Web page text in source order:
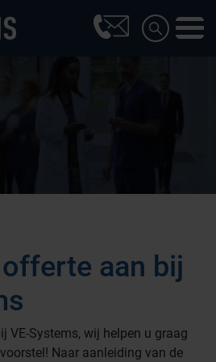
aan bij
VE-Systems, wij helpen u graag
Naar aanleiding van de